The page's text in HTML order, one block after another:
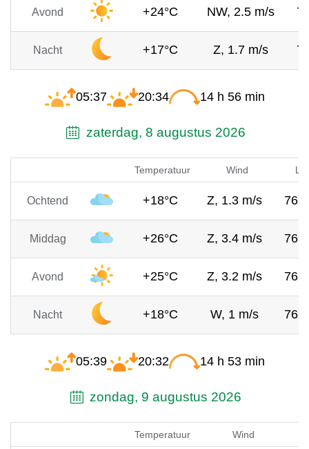
Avond +24°C NW, 2.5 m/s
Nacht +17°C Z, 1.7 m/s
05:37 20:34 14 h 56 min
zaterdag, 8 augustus 2026
Temperatuur Wind
Ochtend +18°C Z, 1.3 m/s 766
Middag +26°C Z, 3.4 m/s 765
Avond +25°C Z, 3.2 m/s 763
Nacht +18°C W, 1 m/s 762
05:39 20:32 14 h 53 min
zondag, 9 augustus 2026
Temperatuur Wind